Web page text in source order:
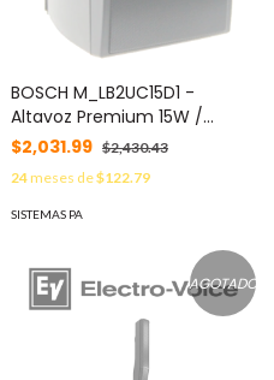
BOSCH M_LB2UC15D1 -
Altavoz Premium 15W /
Carcasa ABS / Negro /
8ohms 70V y 100V / #Voz
#Música
$2,031.99 $2,430.43
24meses de$122.79
SISTEMAS PA
AGOTADO